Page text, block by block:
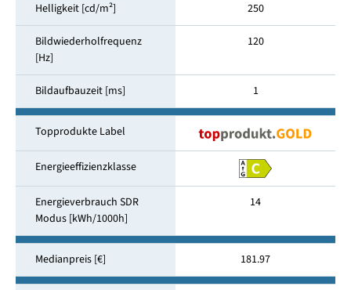
Helligkeit [cd/m²] 250
Bildwiederholfrequenz
[Hz]
120
Bildaufbauzeit [ms] 1
Topprodukte Label
Energieeffizienzklasse
Energieverbrauch SDR
Modus [kWh/1000h]
14
Medianpreis [€] 181.97